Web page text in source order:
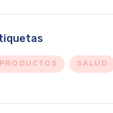
PRODUCTOS SALUD